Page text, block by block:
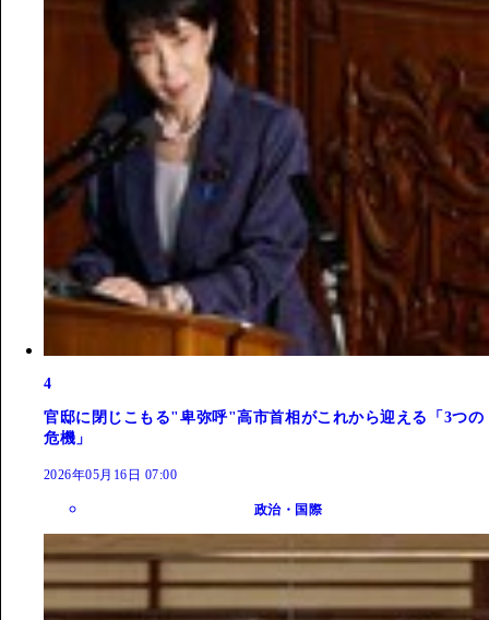
4
官邸に閉じこもる"卑弥呼"高市首相がこれから迎える「3つの
危機」
2026年05月16日 07:00
政治・国際